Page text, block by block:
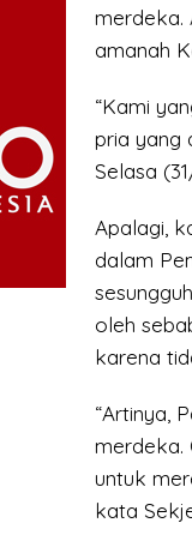
merdeka.
amanah
“Kami
pria yang
Selasa
Apalagi,
dalam
oleh
karena
“Artinya,
merdeka.
untuk
kata